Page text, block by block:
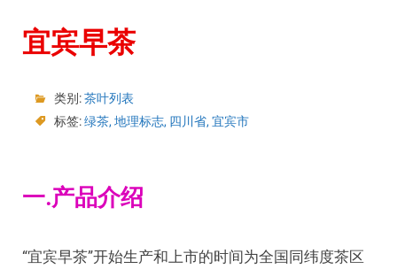
宜宾早茶
类别:茶叶列表
标签:绿茶, 地理标志, 四川省, 宜宾市
一.产品介绍
“宜宾早茶”开始生产和上市的时间为全国同纬度茶区